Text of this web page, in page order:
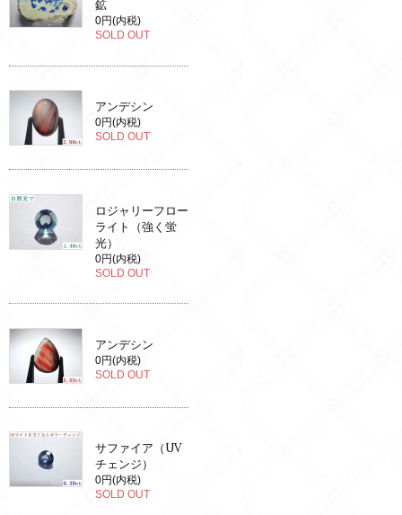
鉱
0円(内税)
SOLD OUT
アンデシン
0円(内税)
SOLD OUT
ロジャリーフロー
ライト（強く蛍
光）
0円(内税)
SOLD OUT
アンデシン
0円(内税)
SOLD OUT
サファイア（UV
チェンジ）
0円(内税)
SOLD OUT